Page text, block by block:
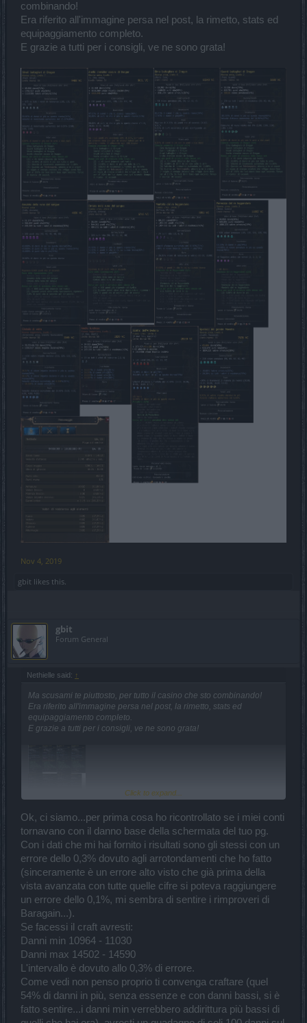
combinando!
Era riferito all'immagine persa nel post, la rimetto, stats ed
equipaggiamento completo.
E grazie a tutti per i consigli, ve ne sono grata!
Nov 4, 2019
gbit likes this.
gbit
Forum General
Nethielle said: ↑
Ma scusami te piuttosto, per tutto il casino che sto combinando!
Era riferito all'immagine persa nel post, la rimetto, stats ed
equipaggiamento completo.
E grazie a tutti per i consigli, ve ne sono grata!
Click to expand...
Ok, ci siamo...per prima cosa ho ricontrollato se i miei conti
tornavano con il danno base della schermata del tuo pg.
Con i dati che mi hai fornito i risultati sono gli stessi con un
errore dello 0,3% dovuto agli arrotondamenti che ho fatto
(sinceramente è un errore alto visto che già prima della
vista avanzata con tutte quelle cifre si poteva raggiungere
un errore dello 0,1%, mi sembra di sentire i rimproveri di
Baragain...).
Se facessi il craft avresti:
Danni min 10964 - 11030
Danni max 14502 - 14590
L'intervallo è dovuto allo 0,3% di errore.
Come vedi non penso proprio ti convenga craftare (quel
54% di danni in più, senza essenze e con danni bassi, si è
fatto sentire...i danni min verrebbero addirittura più bassi di